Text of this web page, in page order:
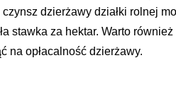
dzierżawy działki rolnej
stawka za hektar. Warto
na opłacalność dzierżawy.